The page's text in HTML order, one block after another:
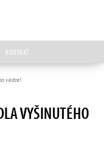
KONTAKT
vědce!
VYŠINUTÉHO